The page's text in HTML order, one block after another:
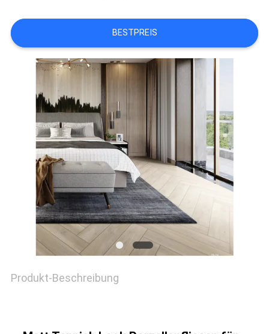
DATENSCHUTZRICHTLINIE
BESTPREIS
Produkt-Beschreibung